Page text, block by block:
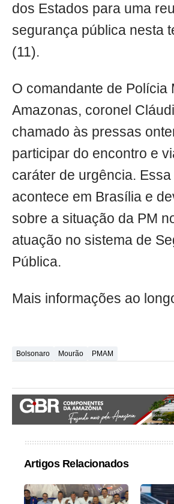
dos Estados para uma
segurança pública nesta
(11).
O comandante de Polícia
Amazonas, coronel
chamado às pressas
participar do encontro e
caráter de urgência.
acontece em Brasília e
sobre a situação da PM
atuação no sistema de
Pública.
Mais informações ao
Bolsonaro Mourão PMAM
Artigos Relacionados